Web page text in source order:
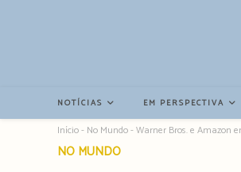
NOTÍCIAS EM PERSPECTIVA
Início- No Mundo-Warner Bros. e Amazon
Post
NO MUNDO